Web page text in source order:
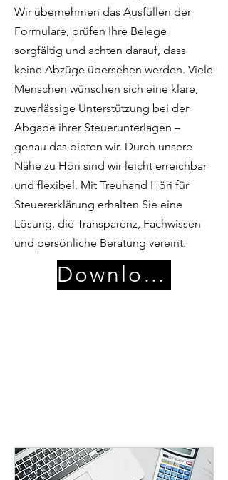
Wir übernehmen das Ausfüllen der
Formulare, prüfen Ihre Belege
sorgfältig und achten darauf, dass
keine Abzüge übersehen werden. Viele
Menschen wünschen sich eine klare,
zuverlässige Unterstützung bei der
Abgabe ihrer Steuerunterlagen –
genau das bieten wir. Durch unsere
Nähe zu Höri sind wir leicht erreichbar
und flexibel. Mit Treuhand Höri für
Steuererklärung erhalten Sie eine
Lösung, die Transparenz, Fachwissen
und persönliche Beratung vereint.
Download